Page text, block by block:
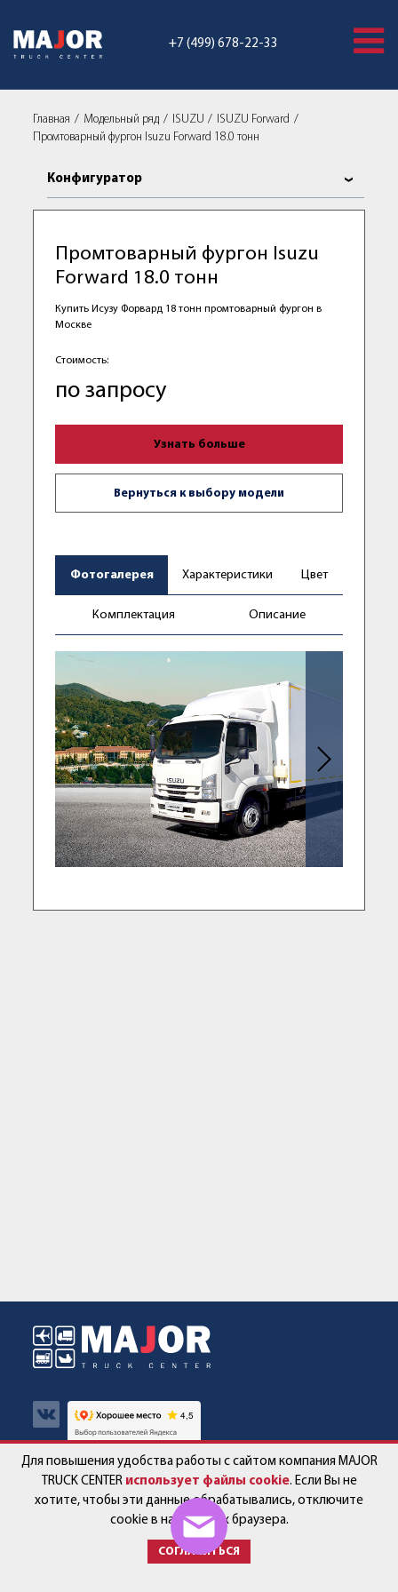
+7 (499) 678-22-33
Главная Модельный ряд ISUZU
ISUZU Forward
Промтоварный фургон Isuzu Forward 18.0 тонн
Конфигуратор
Промтоварный фургон Isuzu
Forward 18.0 тонн
Купить Исузу Форвард 18 тонн промтоварный фургон в
Москве
Стоимость:
по запросу
Узнать больше
Вернуться к выбору модели
Фотогалерея Характеристики Цвет
Комплектация Описание
Следующее
Авто в наличии
Спецпредложения
Контакты
Работа в компании
Новости
Для повышения удобства работы с сайтом компания MAJOR
TRUCK CENTER использует файлы cookie. Если Вы не
хотите, чтобы эти данные обрабатывались, отключите
cookie в настройках браузера.
СОГЛАСИТЬСЯ